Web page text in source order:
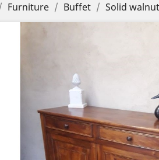
Furniture Buffet Solid